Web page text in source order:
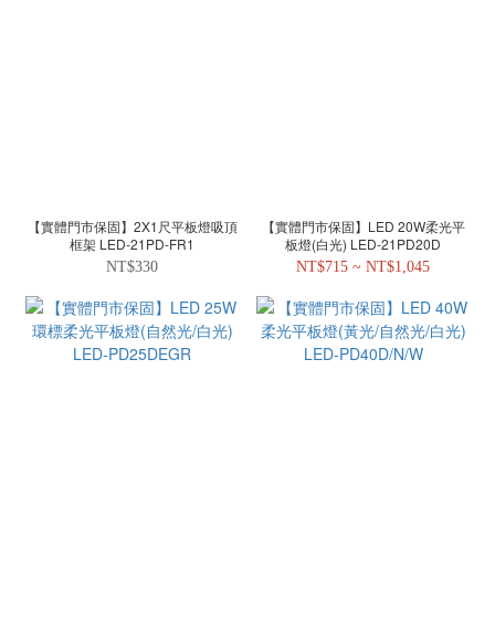
【實體門市保固】2X1尺平板燈吸頂
框架 LED-21PD-FR1
NT$330
【實體門市保固】LED 20W柔光平
板燈(白光) LED-21PD20D
NT$715 ~ NT$1,045